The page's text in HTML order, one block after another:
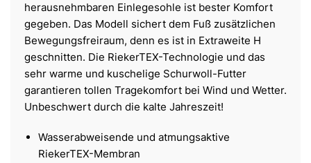
herausnehmbaren Einlegesohle ist bester Komfort
gegeben. Das Modell sichert dem Fuß zusätzlichen
Bewegungsfreiraum, denn es ist in Extraweite H
geschnitten. Die RiekerTEX-Technologie und das
sehr warme und kuschelige Schurwoll-Futter
garantieren tollen Tragekomfort bei Wind und Wetter.
Unbeschwert durch die kalte Jahreszeit!
Wasserabweisende und atmungsaktive
RiekerTEX-Membran